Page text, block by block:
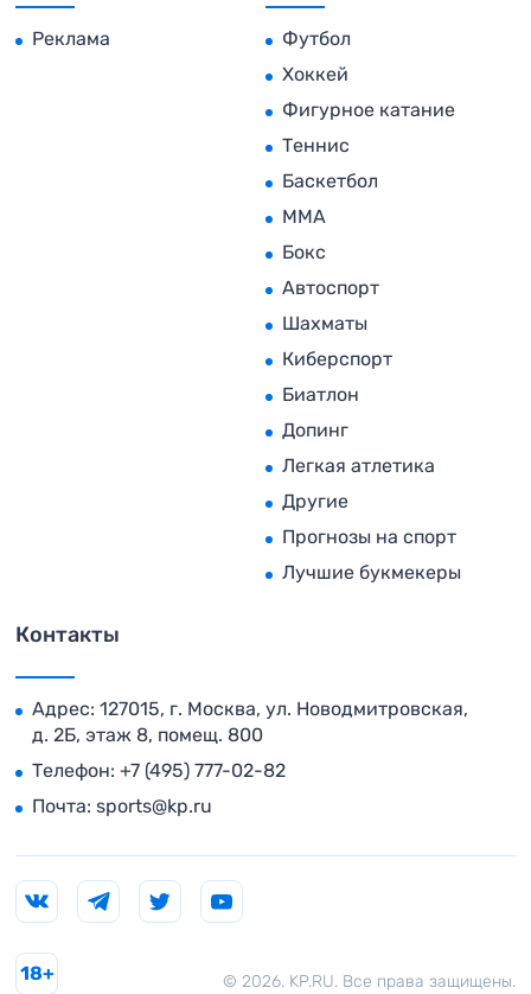
Реклама
Футбол
Хоккей
Фигурное катание
Теннис
Баскетбол
MMA
Бокс
Автоспорт
Шахматы
Киберспорт
Биатлон
Допинг
Легкая атлетика
Другие
Прогнозы на спорт
Лучшие букмекеры
Контакты
Адрес: 127015, г. Москва, ул. Новодмитровская,
д. 2Б, этаж 8, помещ. 800
Телефон: +7 (495) 777-02-82
Почта: sports@kp.ru
© 2026. KP.RU. Все права защищены.
18+